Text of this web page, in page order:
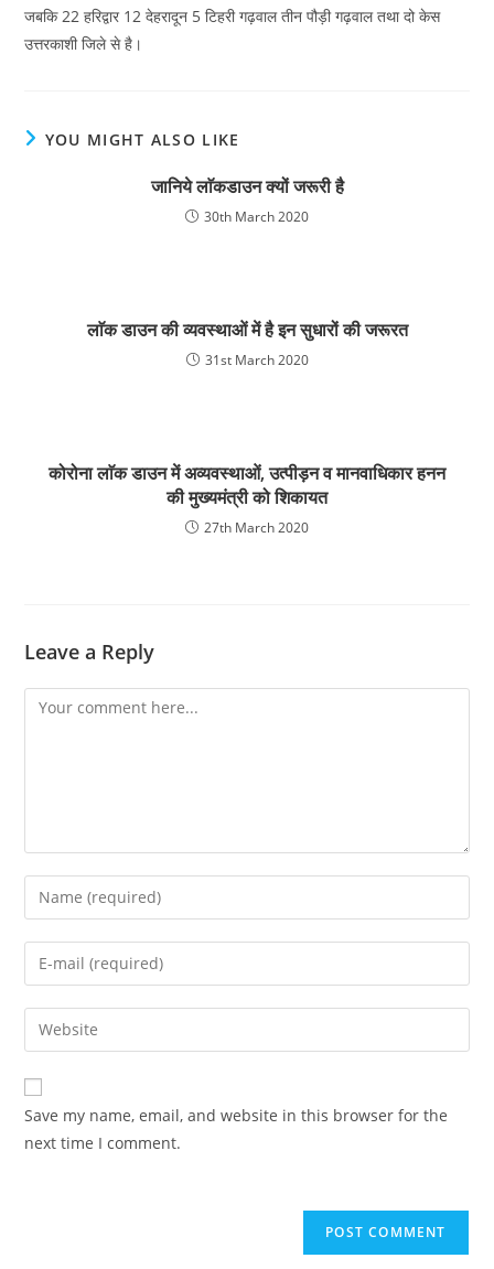
जबकि 22 हरिद्वार 12 देहरादून 5 टिहरी गढ़वाल तीन पौड़ी गढ़वाल तथा दो केस
उत्तरकाशी जिले से है।
YOU MIGHT ALSO LIKE
जानिये लाॅकडाउन क्यों जरूरी है
30th March 2020
लाॅक डाउन की व्यवस्थाओं में है इन सुधारों की जरूरत
31st March 2020
कोरोना लाॅक डाउन में अव्यवस्थाओं, उत्पीड़न व मानवाधिकार हनन
की मुख्यमंत्री को शिकायत
27th March 2020
Leave a Reply
Comment
Enter
your
name
comment
Enter
your
email
address
comment
Enter
your
website
URL
(optional)
Save my name, email, and website in this browser for the
next time I comment.